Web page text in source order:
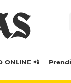
ONLINE 📲